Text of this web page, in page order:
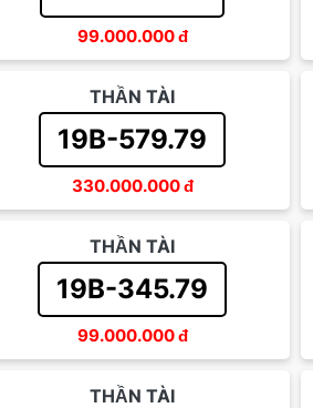
99.000.000đ
THẦN TÀI
19B-579.79
330.000.000đ
THẦN TÀI
19B-345.79
99.000.000đ
THẦN TÀI